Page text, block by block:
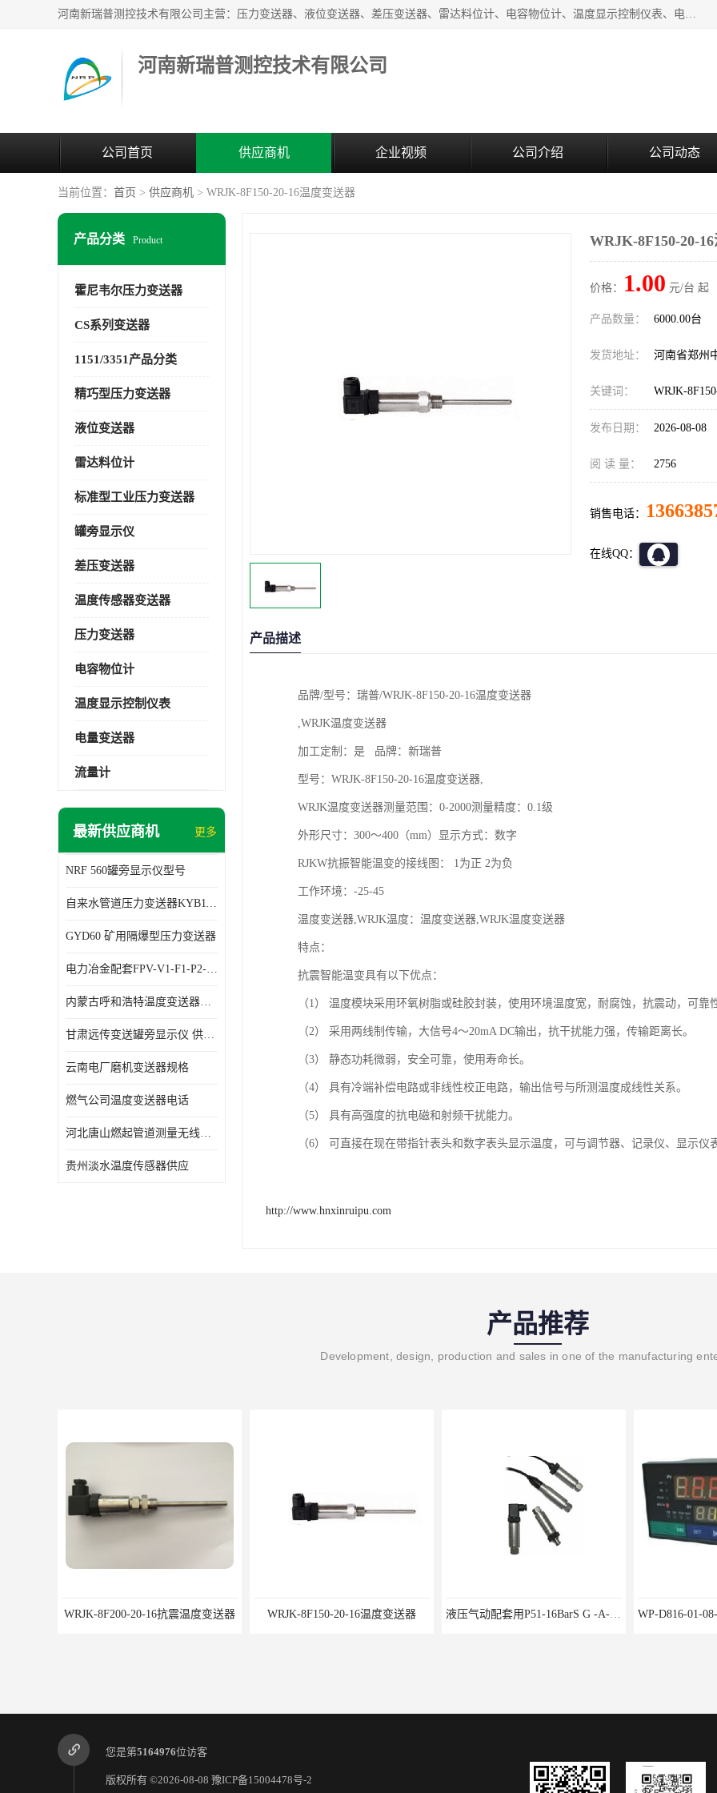
河南新瑞普测控技术有限公司主营：压力变送器、液位变送器、差压变送器、雷达料位计、电容物位计、温度显示控制仪表、电量变送器、流量计、工业自动化系统成套设备。
河南新瑞普测控技术有限公司
公司首页 供应商机 企业视频 公司介绍 公司动态
当前位置： 首页 > 供应商机 > WRJK-8F150-20-16温度变送器
产品分类 Product
霍尼韦尔压力变送器
CS系列变送器
1151/3351产品分类
精巧型压力变送器
液位变送器
雷达料位计
标准型工业压力变送器
罐旁显示仪
差压变送器
温度传感器变送器
压力变送器
电容物位计
温度显示控制仪表
电量变送器
流量计
最新供应商机 更多
NRF 560罐旁显示仪型号
自来水管道压力变送器KYB11G03M2型号 使用方便
GYD60 矿用隔爆型压力变送器
电力冶金配套FPV-V1-F1-P2-03电压变送器
内蒙古呼和浩特温度变送器配套罐旁显示仪供应 性能稳定
甘肃远传变送罐旁显示仪 供应及时
云南电厂磨机变送器规格
燃气公司温度变送器电话
河北唐山燃起管道测量无线压力变送器型号 性能稳定
贵州淡水温度传感器供应
WRJK-8F150-20-
价格： 1.00 元/台 起
产品数量： 6000.00台
发货地址： 河南省郑州
关键词： WRJK-
发布日期： 2026-08-08
阅 读 量： 2756
销售电话：
在线QQ：
产品描述
品牌/型号：瑞普/WRJK-8F150-20-16温度变送器
,WRJK温度变送器
加工定制：是   品牌：新瑞普
型号：WRJK-8F150-20-16温度变送器,
WRJK温度变送器测量范围：0-2000测量精度：0.1级
外形尺寸：300～400（mm）显示方式：数字
RJKW抗振智能温变的接线图： 1为正 2为负
工作环境：-25-45
温度变送器,WRJK温度：温度变送器,WRJK温度变送器
特点：
抗震智能温变具有以下优点：
（1） 温度模块采用环氧树脂或硅胶封装，使用环境温度宽，耐腐蚀，抗震动，可靠
（2） 采用两线制传输，大信号4～20mA DC输出，抗干扰能力强，传输距离长。
（3） 静态功耗微弱，安全可靠，使用寿命长。
（4） 具有冷端补偿电路或非线性校正电路，输出信号与所测温度成线性关系。
（5） 具有高强度的抗电磁和射频干扰能力。
http://www.hnxinruipu.com
产品推荐
Development, design, production and sales in one of the manufacturing
WRJK-8F150-20-16温度变送器 液压气动配套用P51-16BarS G -A-MD-20MA 压力变送器
您是第5164976位访客
版权所有 ©2026-08-08 豫ICP备15004478号-2